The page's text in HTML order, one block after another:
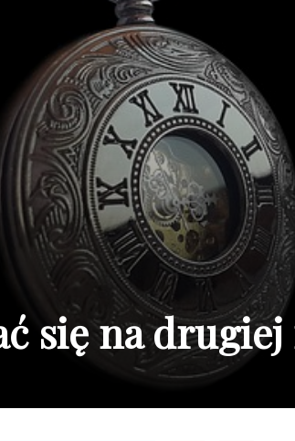
się na